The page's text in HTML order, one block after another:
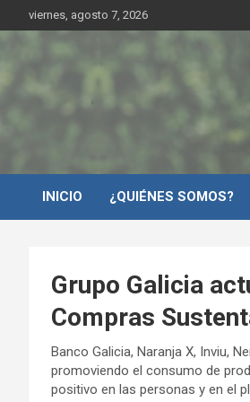
al
contenido
viernes, agosto 7, 2026
Innovar
INICIO ¿QUIÉNES SOMOS?
Grupo Galicia
Compras
Banco Galicia, Naranja X, Inviu,
promoviendo el consumo de
positivo en las personas y en el